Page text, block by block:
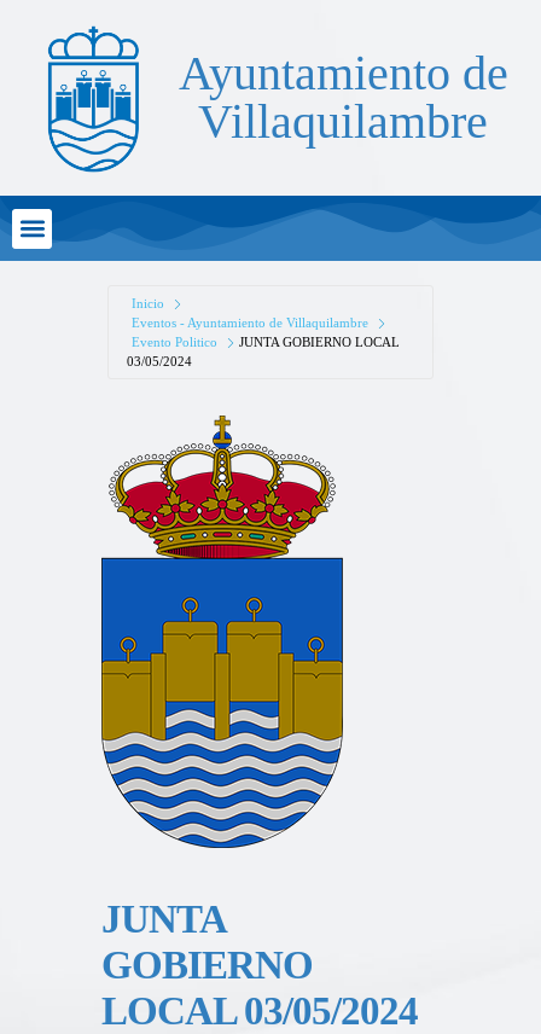
Ayuntamiento de
Villaquilambre
Inicio
Eventos - Ayuntamiento de Villaquilambre
Evento Politico
JUNTA GOBIERNO LOCAL
03/05/2024
JUNTA
GOBIERNO
LOCAL 03/05/2024